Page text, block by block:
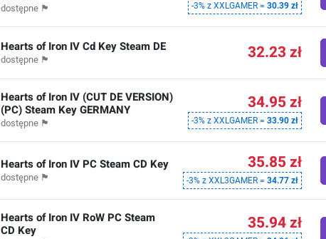
dostępne 🏴 -3% z XXLGAMER =30.39 zł
Hearts of Iron IV Cd Key Steam DE
dostępne 🏴 32.23 zł
Hearts of Iron IV (CUT DE VERSION)
(PC) Steam Key GERMANY
dostępne 🏴
34.95 zł
-3% z XXLGAMER =33.90 zł
Hearts of Iron IV PC Steam CD Key
dostępne 🏴
35.85 zł
-3% z XXL3GAMER =34.77 zł
Hearts of Iron IV RoW PC Steam
CD Key
35.94 zł